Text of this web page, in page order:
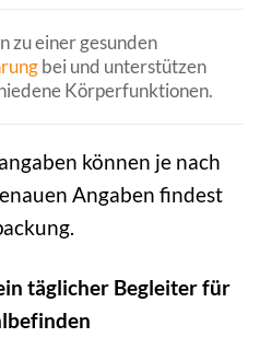
zu einer gesunden
bei und unterstützen
Körperfunktionen.
können je nach
Angaben findest
täglicher Begleiter für